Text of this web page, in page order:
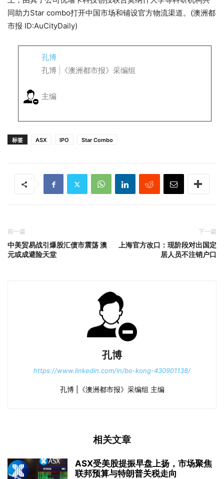
同助力Star combo打开中国市场和铺设官方物流渠道。(澳洲都
市报 ID:AuCityDaily)
孔博
孔博 |《澳洲都市报》采编组
主编
标签 ASX IPO Star Combo
前一篇
中美贸易战引爆股汇债市震荡 澳
元或成避险天堂
下一篇
上海官方改口：现阶段对出国定
居人员不注销户口
孔博
https://www.linkedin.com/in/bo-kong-430901138/
孔博 |《澳洲都市报》采编组 主编
相关文章
ASX受美股提振早盘上扬，市场聚焦
联邦预算与特朗普关税走向